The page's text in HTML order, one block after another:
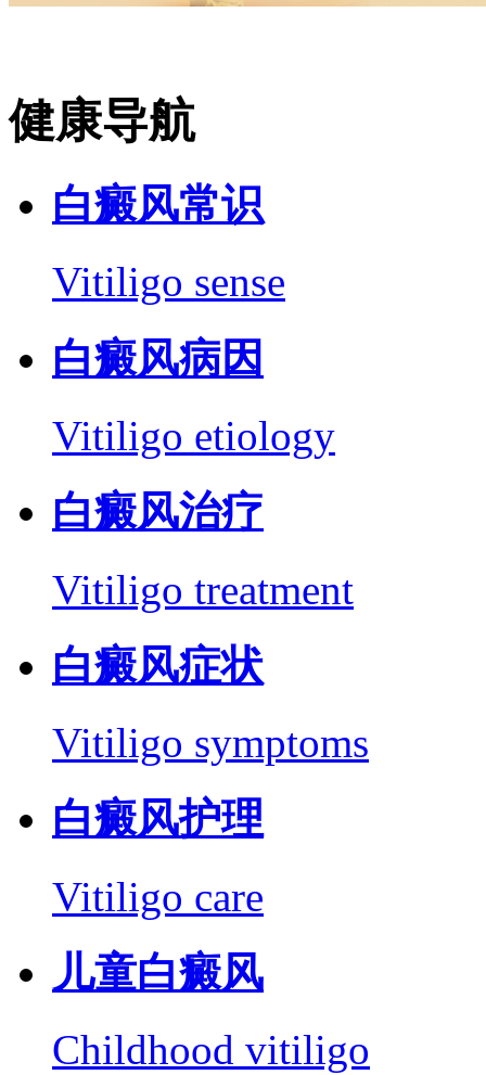
健康导航
白癜风常识
Vitiligo sense
白癜风病因
Vitiligo etiology
白癜风治疗
Vitiligo treatment
白癜风症状
Vitiligo symptoms
白癜风护理
Vitiligo care
儿童白癜风
Childhood vitiligo